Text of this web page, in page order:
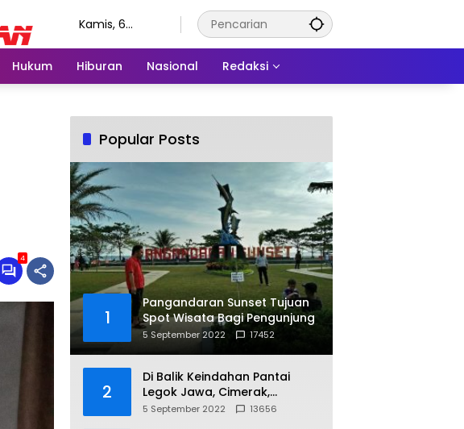
Kamis, 6
Hukum Hiburan Nasional Redaksi
4
Popular Posts
1
Pangandaran Sunset Tujuan
Spot Wisata Bagi Pengunjung
5 September 2022 17452
2
Di Balik Keindahan Pantai
Legok Jawa, Cimerak,
Pangandaran
5 September 2022 13656